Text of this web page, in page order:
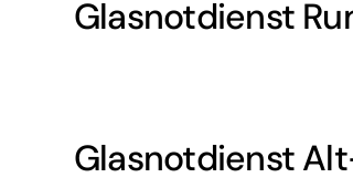
Glasnotdienst
Glasnotdienst